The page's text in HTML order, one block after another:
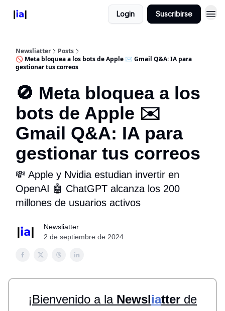
Login Suscribirse
Newsliatter
Posts
🚫 Meta bloquea a los bots de Apple ✉️ Gmail Q&A: IA para
gestionar tus correos
🚫 Meta bloquea a los
bots de Apple ✉️
Gmail Q&A: IA para
gestionar tus correos
💸 Apple y Nvidia estudian invertir en
OpenAI 🤖 ChatGPT alcanza los 200
millones de usuarios activos
Newsliatter
2 de septiembre de 2024
¡Bienvenido a la Newsliatter de